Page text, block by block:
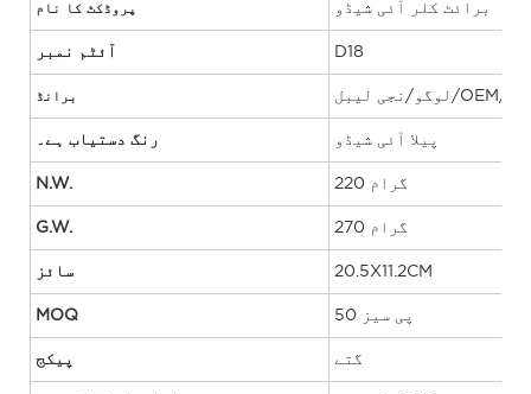
پروڈکٹ کا نام برائٹ کلر آئی شیڈو
آئٹم نمبر D18
برانڈ
رنگ دستیاب ہے۔ پیلا آئی شیڈو
N.W. 220 گرام
G.W. 270 گرام
سائز 20.5X11.2CM
MOQ 50 پی سیز
پیکج گتے